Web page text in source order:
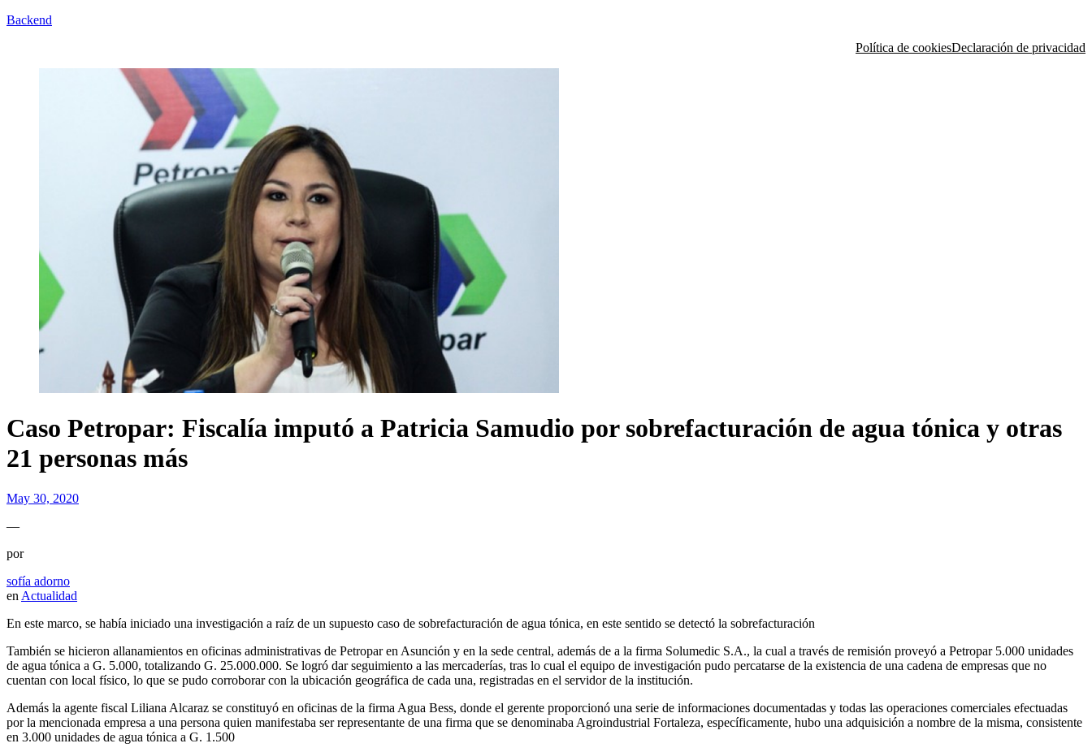
Backend
Política de cookiesDeclaración de privacidad
Caso Petropar: Fiscalía imputó a Patricia Samudio por sobrefacturación de agua tónica y otras
21 personas más
May 30, 2020
—
por
sofía adorno
en Actualidad
En este marco, se había iniciado una investigación a raíz de un supuesto caso de sobrefacturación de agua tónica, en este sentido se detectó la sobrefacturación
También se hicieron allanamientos en oficinas administrativas de Petropar en Asunción y en la sede central, además de a la firma Solumedic S.A., la cual a través de remisión proveyó a Petropar 5.000 unidades
de agua tónica a G. 5.000, totalizando G. 25.000.000. Se logró dar seguimiento a las mercaderías, tras lo cual el equipo de investigación pudo percatarse de la existencia de una cadena de empresas que no
cuentan con local físico, lo que se pudo corroborar con la ubicación geográfica de cada una, registradas en el servidor de la institución.
Además la agente fiscal Liliana Alcaraz se constituyó en oficinas de la firma Agua Bess, donde el gerente proporcionó una serie de informaciones documentadas y todas las operaciones comerciales efectuadas
por la mencionada empresa a una persona quien manifestaba ser representante de una firma que se denominaba Agroindustrial Fortaleza, específicamente, hubo una adquisición a nombre de la misma, consistente
en 3.000 unidades de agua tónica a G. 1.500